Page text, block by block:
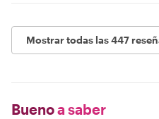
Mostrar todas las 447
Buenoa saber